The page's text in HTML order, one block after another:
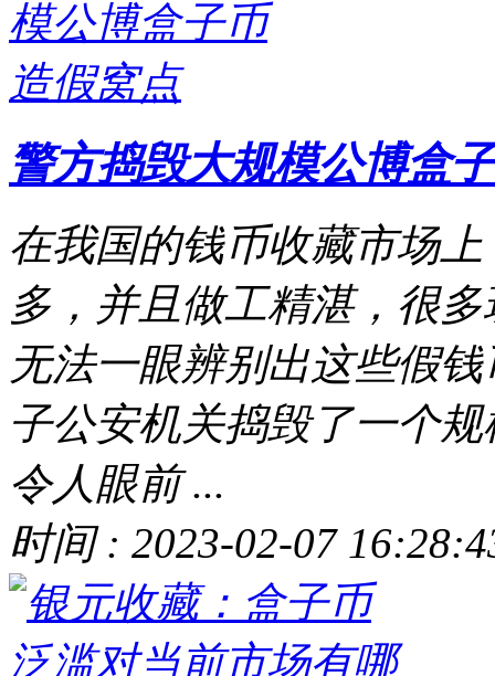
警方捣毁大规模公博盒
在我国的钱币收藏市场
多，并且做工精湛，很
无法一眼辨别出这些假
子公安机关捣毁了一个
令人眼前 ...
时间 : 2023-02-07